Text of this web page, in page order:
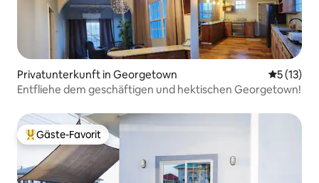
Privatunterkunft in Georgetown
5 (13)
Entfliehe dem geschäftigen und hektischen Georgetown!
Beliebter Gäste-Favorit.
Gäste-Favorit